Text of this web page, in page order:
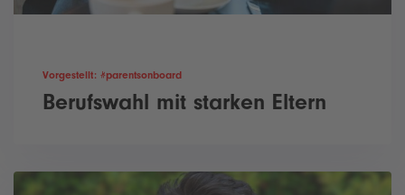
Vorgestellt: #parentsonboard
Berufswahl mit starken Eltern